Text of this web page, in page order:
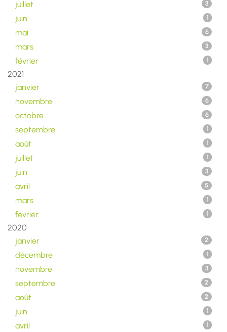
juillet 3
juin 1
mai 6
mars 3
février 1
2021
janvier
7
novembre 6
octobre 6
septembre 1
août 1
juillet 1
juin 3
avril 5
mars 1
février 1
2020
janvier
2
décembre 1
novembre 3
septembre 2
août 2
juin 1
avril 1